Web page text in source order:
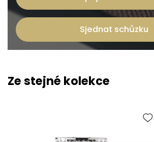
Sjednat schůzku
Ze stejné kolekce